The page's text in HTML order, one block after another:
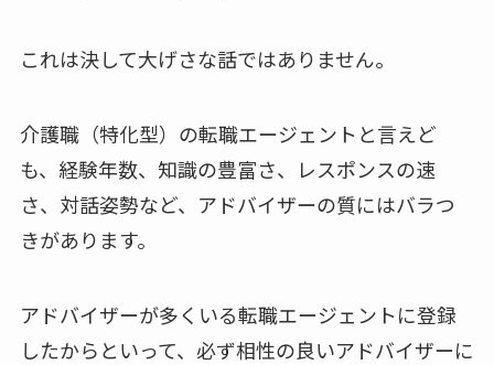
これは決して大げさな話ではありません。
介護職（特化型）の転職エージェントと言えど
も、経験年数、知識の豊富さ、レスポンスの速
さ、対話姿勢など、アドバイザーの質にはバラつ
きがあります。
アドバイザーが多くいる転職エージェントに登録
したからといって、必ず相性の良いアドバイザーに